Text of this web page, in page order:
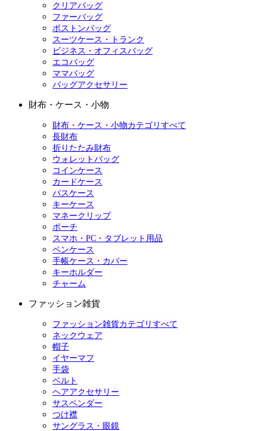
クリアバッグ
ファーバッグ
ボストンバッグ
スーツケース・トランク
ビジネス・オフィスバッグ
エコバッグ
ママバッグ
バッグアクセサリー
財布・ケース・小物
財布・ケース・小物カテゴリすべて
長財布
折りたたみ財布
ウォレットバッグ
コインケース
カードケース
パスケース
キーケース
マネークリップ
ポーチ
スマホ・PC・タブレット用品
ペンケース
手帳ケース・カバー
キーホルダー
チャーム
ファッション雑貨
ファッション雑貨カテゴリすべて
ネックウェア
帽子
イヤーマフ
手袋
ベルト
ヘアアクセサリー
サスペンダー
つけ襟
サングラス・眼鏡